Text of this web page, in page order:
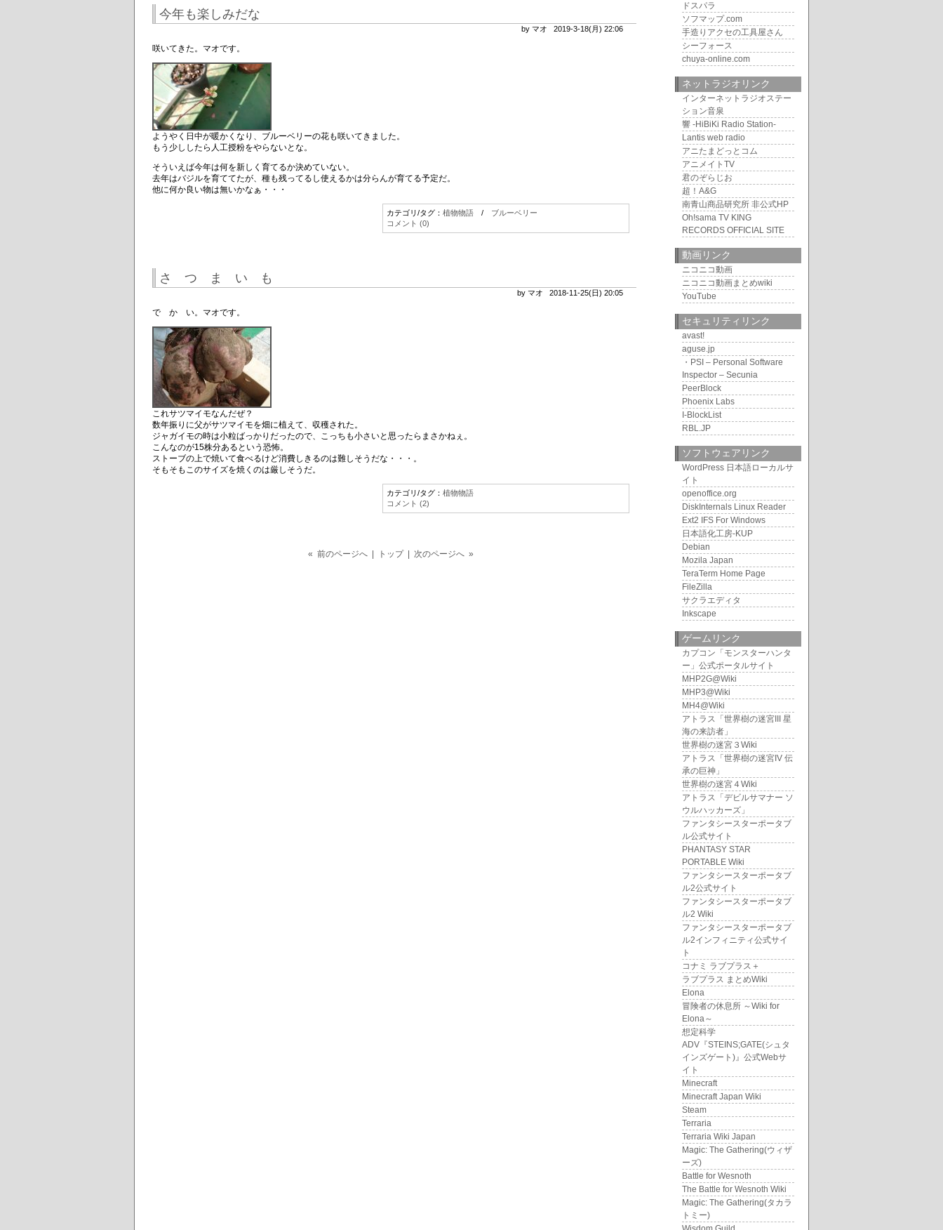
今年も楽しみだな
by マオ 2019-3-18(月) 22:06
咲いてきた。マオです。
ようやく日中が暖かくなり、ブルーベリーの花も咲いてきました。
もう少ししたら人工授粉をやらないとな。
そういえば今年は何を新しく育てるか決めていない。
去年はバジルを育ててたが、種も残ってるし使えるかは分らんが育てる予定だ。
他に何か良い物は無いかなぁ・・・
カテゴリ/タグ： 植物物語 / ブルーベリー
コメント (0)
さ つ ま い も
by マオ 2018-11-25(日) 20:05
で か い。マオです。
これサツマイモなんだぜ？
数年振りに父がサツマイモを畑に植えて、収穫された。
ジャガイモの時は小粒ばっかりだったので、こっちも小さいと思ったらまさかねぇ。
こんなのが15株分あるという恐怖。
ストーブの上で焼いて食べるけど消費しきるのは難しそうだな・・・。
そもそもこのサイズを焼くのは厳しそうだ。
カテゴリ/タグ： 植物物語
コメント (2)
« 前のページへ | トップ | 次のページへ »
ドスパラ
ソフマップ.com
手造りアクセの工具屋さん
シーフォース
chuya-online.com
ネットラジオリンク
インターネットラジオステー
ション音泉
響 -HiBiKi Radio Station-
Lantis web radio
アニたまどっとコム
アニメイトTV
君のぞらじお
超！A&G
南青山商品研究所 非公式HP
Oh!sama TV KING
RECORDS OFFICIAL SITE
動画リンク
ニコニコ動画
ニコニコ動画まとめwiki
YouTube
セキュリティリンク
avast!
aguse.jp
・PSI – Personal Software
Inspector – Secunia
PeerBlock
Phoenix Labs
I-BlockList
RBL.JP
ソフトウェアリンク
WordPress 日本語ローカルサ
イト
openoffice.org
DiskInternals Linux Reader
Ext2 IFS For Windows
日本語化工房-KUP
Debian
Mozila Japan
TeraTerm Home Page
FileZilla
サクラエディタ
Inkscape
ゲームリンク
カプコン「モンスターハンタ
ー」公式ポータルサイト
MHP2G@Wiki
MHP3@Wiki
MH4@Wiki
アトラス「世界樹の迷宮III 星
海の来訪者」
世界樹の迷宮３Wiki
アトラス「世界樹の迷宮IV 伝
承の巨神」
世界樹の迷宮４Wiki
アトラス「デビルサマナー ソ
ウルハッカーズ」
ファンタシースターポータブ
ル公式サイト
PHANTASY STAR
PORTABLE Wiki
ファンタシースターポータブ
ル2公式サイト
ファンタシースターポータブ
ル2 Wiki
ファンタシースターポータブ
ル2インフィニティ公式サイ
ト
コナミ ラブプラス＋
ラブプラス まとめWiki
Elona
冒険者の休息所 ～Wiki for
Elona～
想定科学
ADV『STEINS;GATE(シュタ
インズゲート)』公式Webサ
イト
Minecraft
Minecraft Japan Wiki
Steam
Terraria
Terraria Wiki Japan
Magic: The Gathering(ウィザ
ーズ)
Battle for Wesnoth
The Battle for Wesnoth Wiki
Magic: The Gathering(タカラ
トミー)